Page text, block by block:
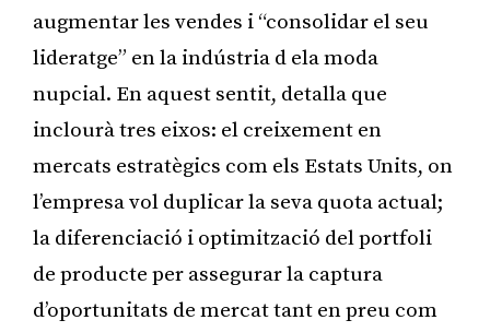
augmentar les vendes i “consolidar el seu
lideratge” en la indústria d ela moda
nupcial. En aquest sentit, detalla que
inclourà tres eixos: el creixement en
mercats estratègics com els Estats Units, on
l’empresa vol duplicar la seva quota actual;
la diferenciació i optimització del portfoli
de producte per assegurar la captura
d’oportunitats de mercat tant en preu com